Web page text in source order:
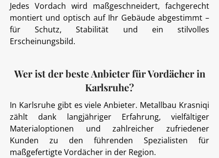
Jedes Vordach wird maßgeschneidert, fachgerecht
montiert und optisch auf Ihr Gebäude abgestimmt –
für Schutz, Stabilität und ein stilvolles
Erscheinungsbild.
Wer ist der beste Anbieter für Vordächer in
Karlsruhe?
In Karlsruhe gibt es viele Anbieter. Metallbau Krasniqi
zählt dank langjähriger Erfahrung, vielfältiger
Materialoptionen und zahlreicher zufriedener
Kunden zu den führenden Spezialisten für
maßgefertigte Vordächer in der Region.